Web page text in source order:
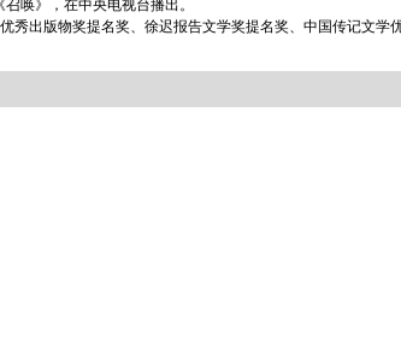
唤》，在中央电视台播出。
秀出版物奖提名奖、徐迟报告文学奖提名奖、中国传记文学